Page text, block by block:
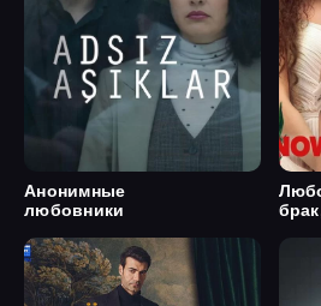
Анонимные
любовники